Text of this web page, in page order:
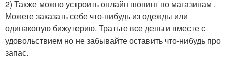
2) Также можно устроить онлайн шопинг по магазинам .
Можете заказать себе что-нибудь из одежды или
одинаковую бижутерию. Тратьте все деньги вместе с
удовольствием но не забывайте оставить что-нибудь про
запас.